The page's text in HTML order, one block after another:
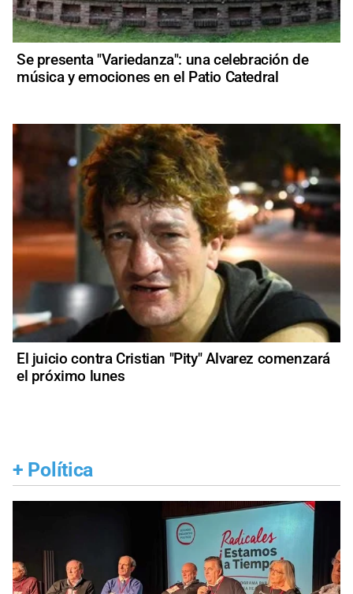
Se presenta "Variedanza": una celebración de
música y emociones en el Patio Catedral
El juicio contra Cristian "Pity" Alvarez comenzará
el próximo lunes
+ Política